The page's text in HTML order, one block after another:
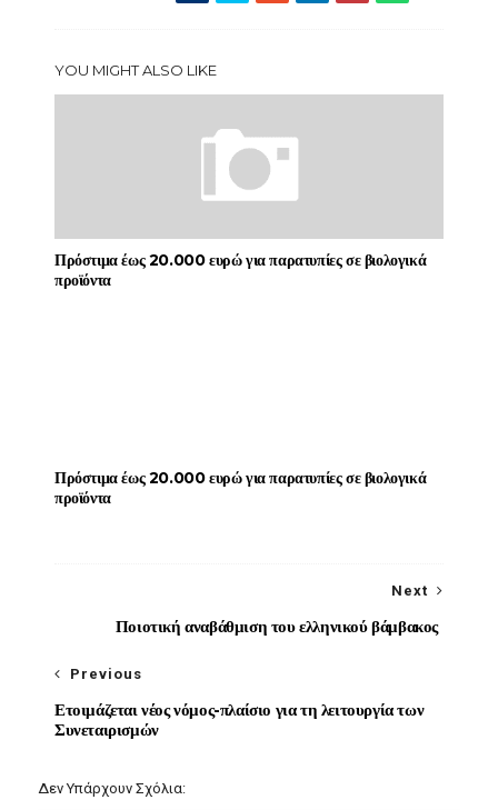
YOU MIGHT ALSO LIKE
Πρόστιμα έως 20.000 ευρώ για παρατυπίες σε βιολογικά
προϊόντα
Πρόστιμα έως 20.000 ευρώ για παρατυπίες σε βιολογικά
προϊόντα
Next
Ποιοτική αναβάθμιση του ελληνικού βάμβακος
Previous
Ετοιμάζεται νέος νόμος-πλαίσιο για τη λειτουργία των
Συνεταιρισμών
Δεν Υπάρχουν Σχόλια: